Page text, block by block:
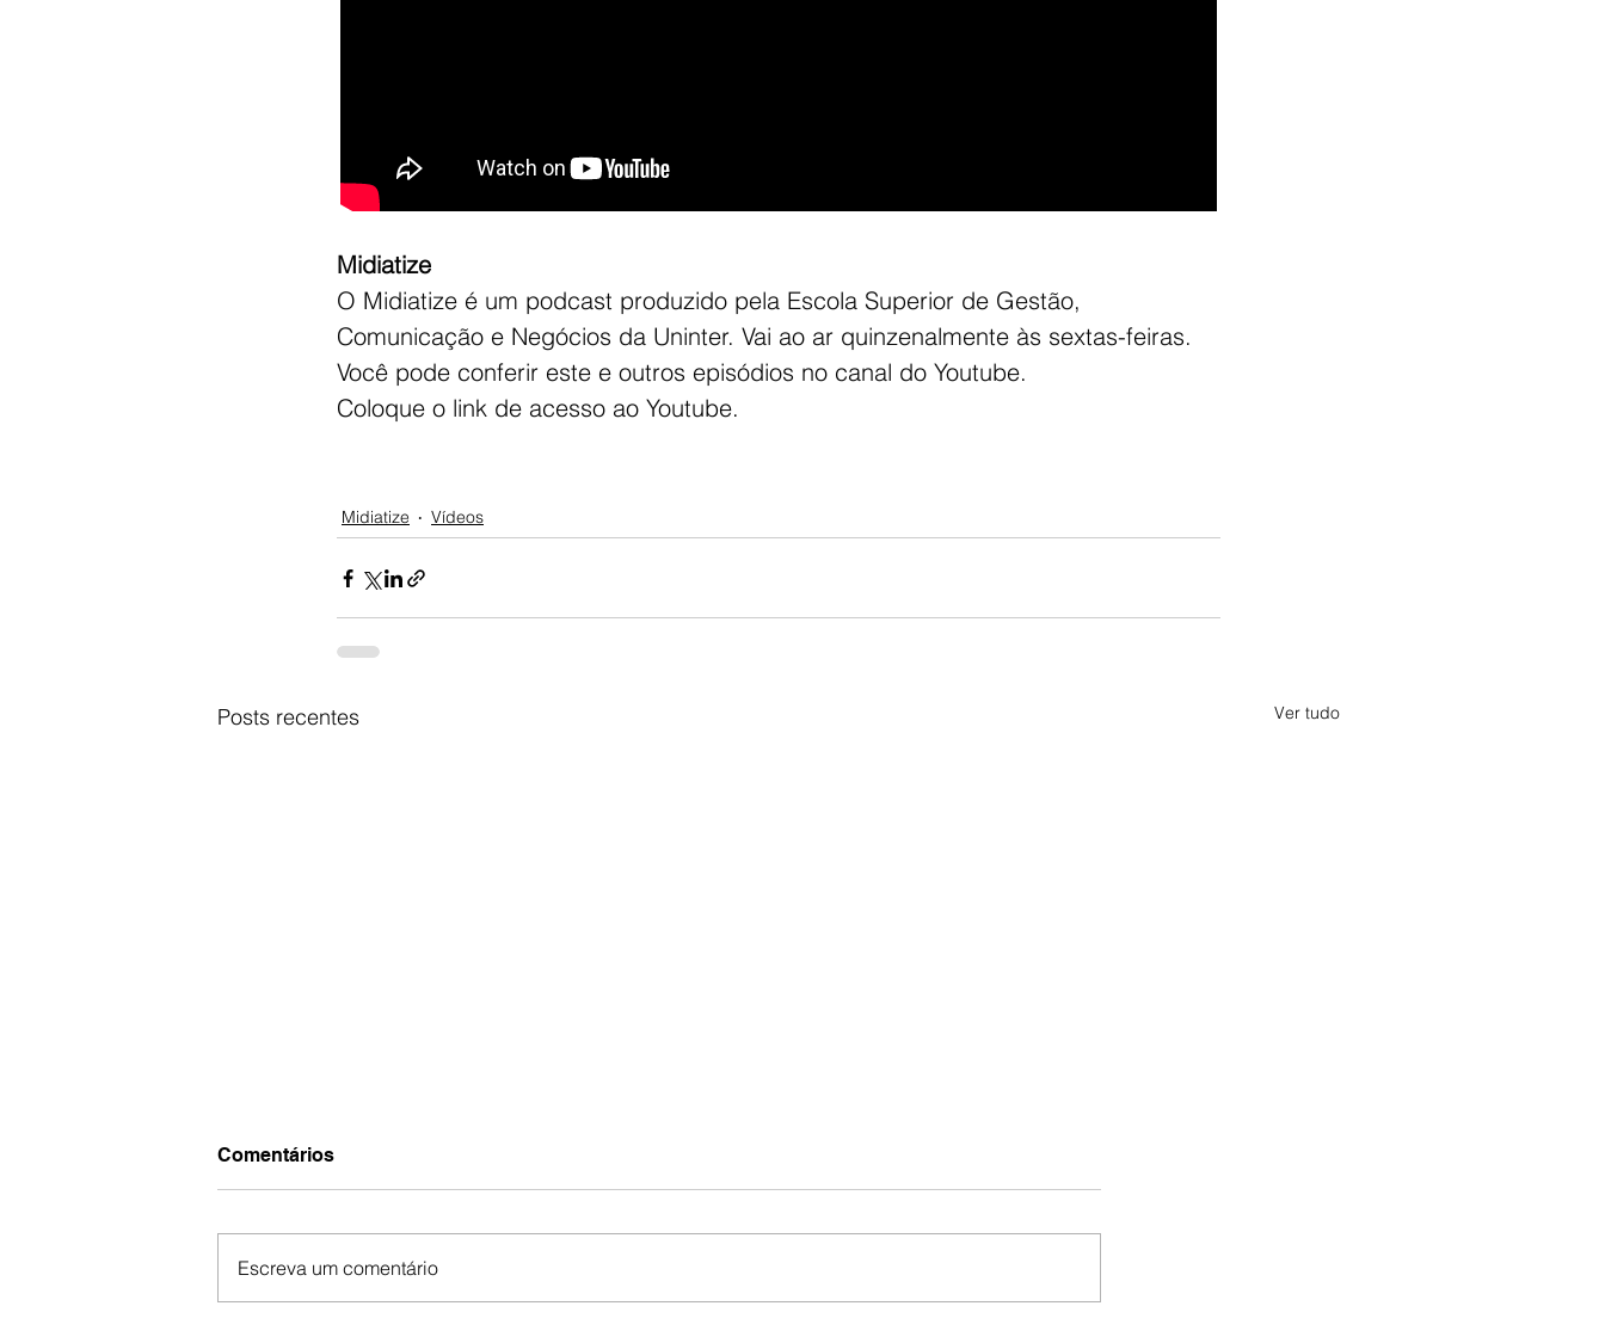
Midiatize
O Midiatize é um podcast produzido pela Escola Superior de Gestão,
Comunicação e Negócios da Uninter. Vai ao ar quinzenalmente às sextas-feiras.
Você pode conferir este e outros episódios no canal do Youtube.
Coloque o link de acesso ao Youtube.
Midiatize Vídeos
Posts recentes Ver tudo
Comentários
Escreva um comentário